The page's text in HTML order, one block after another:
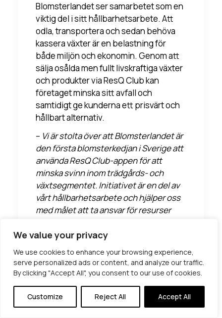
We value your privacy
We use cookies to enhance your browsing experience,
serve personalized ads or content, and analyze our traffic.
By clicking "Accept All", you consent to our use of cookies.
Customize Reject All Accept All
Blomsterlandet ser samarbetet som en
viktig del i sitt hållbarhetsarbete. Att
odla, transportera och sedan behöva
kassera växter är en belastning för
både miljön och ekonomin. Genom att
sälja osålda men fullt livskraftiga växter
och produkter via ResQ Club kan
företaget minska sitt avfall och
samtidigt ge kunderna ett prisvärt och
hållbart alternativ.
– Vi är stolta över att Blomsterlandet är
den första blomsterkedjan i Sverige att
använda ResQ Club-appen för att
minska svinn inom trädgårds- och
växtsegmentet. Initiativet är en del av
vårt hållbarhetsarbete och hjälper oss
med målet att ta ansvar för resurser
Andreas Karlssonsom är inköpschef
på Blomsterlandet.
För konsumenterna innebär initiativet
en möjlighet att handla ansvarsfullt och
bidra till en mer hållbar handel. Det är
också ett bevis på att hållbarhet och